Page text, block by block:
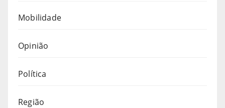
Mobilidade
Opinião
Política
Região